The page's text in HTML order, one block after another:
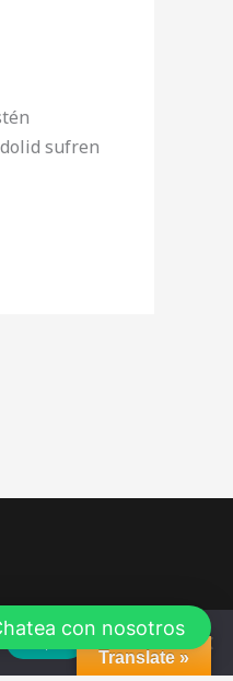
sufren
Translate »
con nosotros
Aceptar